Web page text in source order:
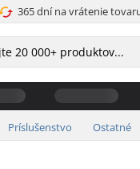
365 dní na vrátenie
Príslušenstvo Ostatné